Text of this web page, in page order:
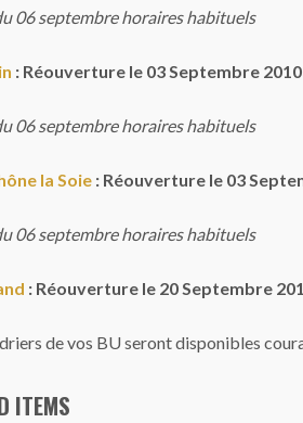
06 septembre horaires habituels
: Réouverture le 03 Septembre 2010
06 septembre horaires habituels
la Soie : Réouverture le 03
06 septembre horaires habituels
: Réouverture le 20 Septembre
de vos BU seront disponibles
ITEMS